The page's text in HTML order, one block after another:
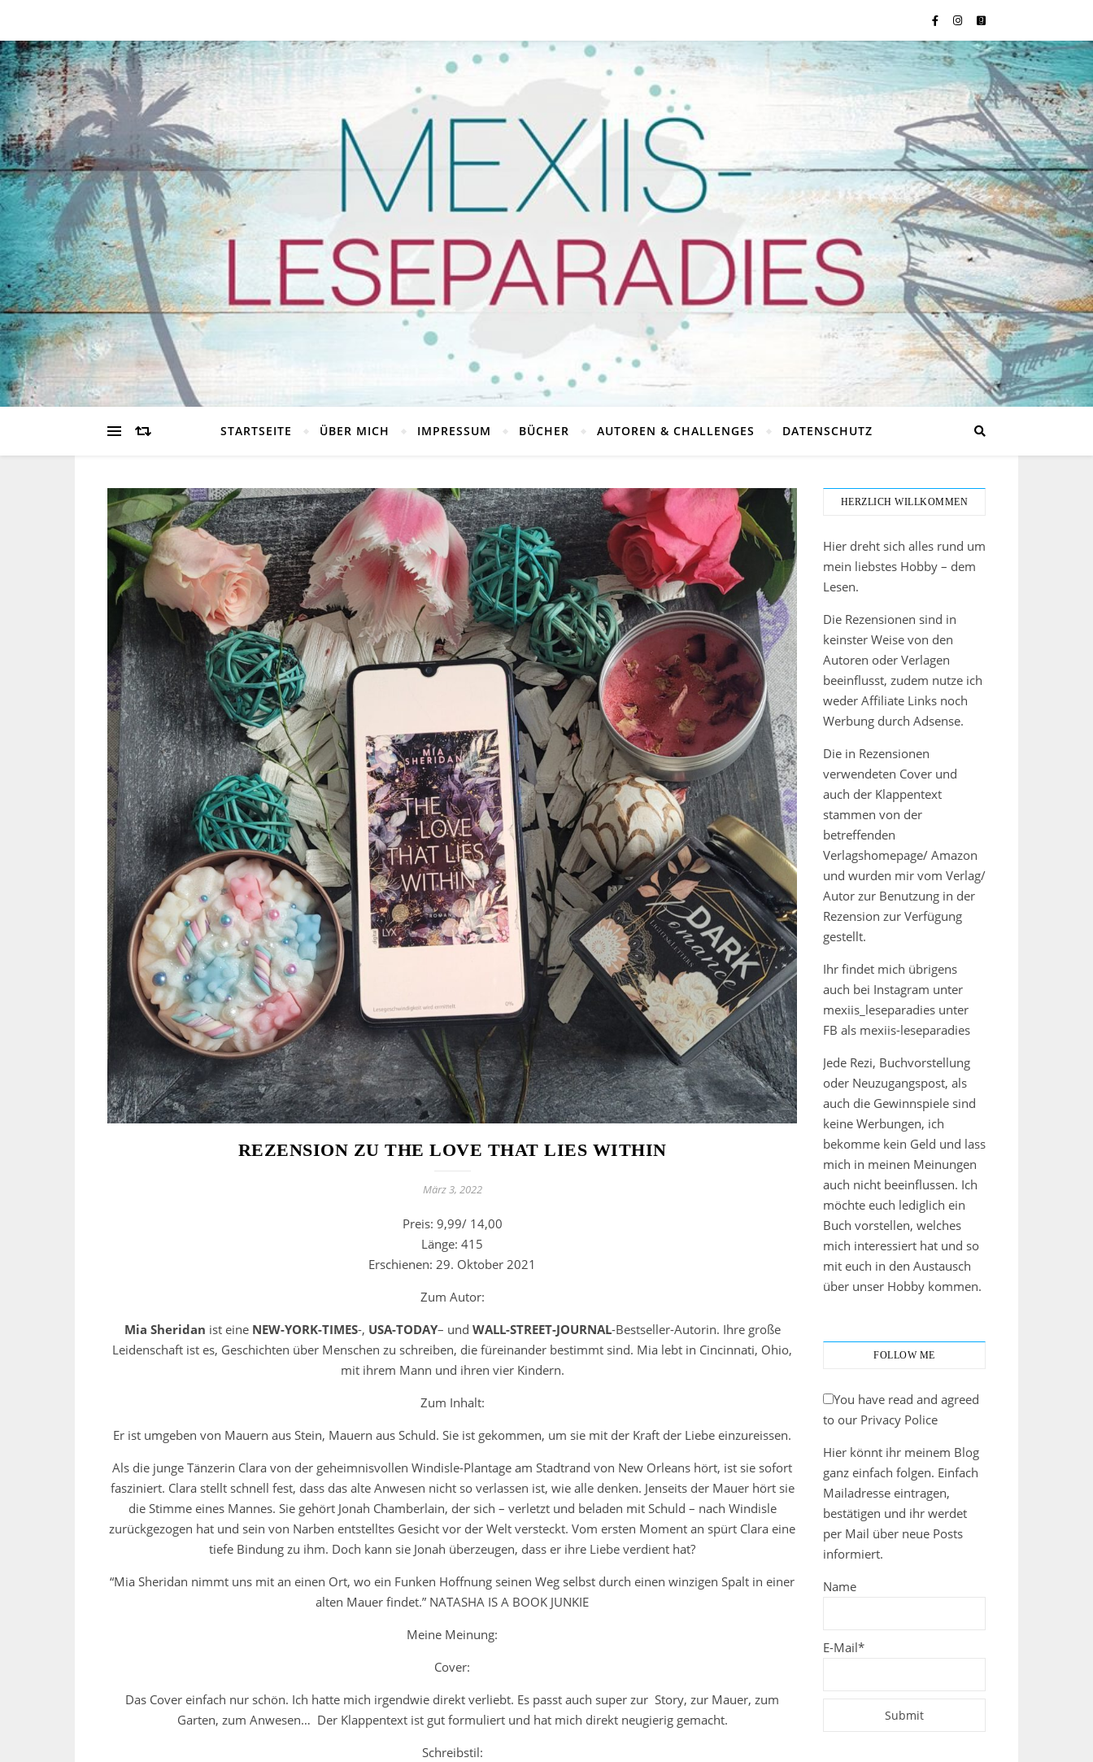
STARTSEITE ÜBER MICH IMPRESSUM BÜCHER AUTOREN & CHALLENGES DATENSCHUTZ
REZENSION ZU THE LOVE THAT LIES WITHIN
März 3, 2022
Preis: 9,99/ 14,00
Länge: 415
Erschienen: 29. Oktober 2021
Zum Autor:
Mia Sheridan ist eine NEW-YORK-TIMES-, USA-TODAY– und WALL-STREET-JOURNAL-Bestseller-Autorin. Ihre große
Leidenschaft ist es, Geschichten über Menschen zu schreiben, die füreinander bestimmt sind. Mia lebt in Cincinnati, Ohio,
mit ihrem Mann und ihren vier Kindern.
Zum Inhalt:
Er ist umgeben von Mauern aus Stein, Mauern aus Schuld. Sie ist gekommen, um sie mit der Kraft der Liebe einzureissen.
Als die junge Tänzerin Clara von der geheimnisvollen Windisle-Plantage am Stadtrand von New Orleans hört, ist sie sofort
fasziniert. Clara stellt schnell fest, dass das alte Anwesen nicht so verlassen ist, wie alle denken. Jenseits der Mauer hört sie
die Stimme eines Mannes. Sie gehört Jonah Chamberlain, der sich – verletzt und beladen mit Schuld – nach Windisle
zurückgezogen hat und sein von Narben entstelltes Gesicht vor der Welt versteckt. Vom ersten Moment an spürt Clara eine
tiefe Bindung zu ihm. Doch kann sie Jonah überzeugen, dass er ihre Liebe verdient hat?
“Mia Sheridan nimmt uns mit an einen Ort, wo ein Funken Hoffnung seinen Weg selbst durch einen winzigen Spalt in einer
alten Mauer ﬁndet.” NATASHA IS A BOOK JUNKIE
Meine Meinung:
Cover:
Das Cover einfach nur schön. Ich hatte mich irgendwie direkt verliebt. Es passt auch super zur Story, zur Mauer, zum
Garten, zum Anwesen… Der Klappentext ist gut formuliert und hat mich direkt neugierig gemacht.
Schreibstil:
HERZLICH WILLKOMMEN
Hier dreht sich alles rund um
mein liebstes Hobby – dem
Lesen.
Die Rezensionen sind in
keinster Weise von den
Autoren oder Verlagen
beeinflusst, zudem nutze ich
weder Affiliate Links noch
Werbung durch Adsense.
Die in Rezensionen
verwendeten Cover und
auch der Klappentext
stammen von der
betreffenden
Verlagshomepage/ Amazon
und wurden mir vom Verlag/
Autor zur Benutzung in der
Rezension zur Verfügung
gestellt.
Ihr findet mich übrigens
auch bei Instagram unter
mexiis_leseparadies unter
FB als mexiis-leseparadies
Jede Rezi, Buchvorstellung
oder Neuzugangspost, als
auch die Gewinnspiele sind
keine Werbungen, ich
bekomme kein Geld und lass
mich in meinen Meinungen
auch nicht beeinflussen. Ich
möchte euch lediglich ein
Buch vorstellen, welches
mich interessiert hat und so
mit euch in den Austausch
über unser Hobby kommen.
FOLLOW ME
You have read and agreed
to our Privacy Police
Hier könnt ihr meinem Blog
ganz einfach folgen. Einfach
Mailadresse eintragen,
bestätigen und ihr werdet
per Mail über neue Posts
informiert.
Name
E-Mail*